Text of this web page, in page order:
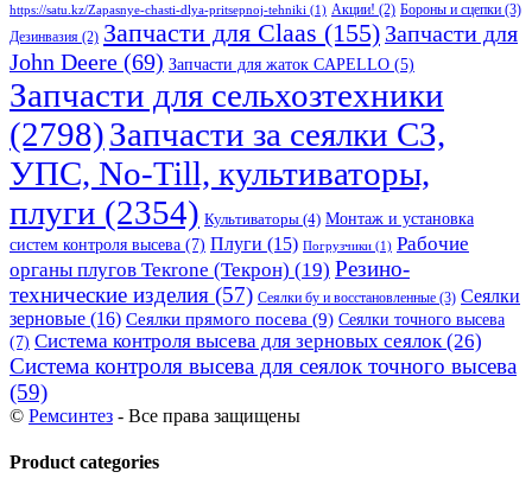
https://satu.kz/Zapasnye-chasti-dlya-pritsepnoj-tehniki (1) Акции! (2) Бороны и сцепки (3)
Дезинвазия (2) Запчасти для Claas (155) Запчасти для
John Deere (69) Запчасти для жаток CAPELLO (5)
Запчасти для сельхозтехники
(2798)Запчасти за сеялки СЗ,
УПС, No-Till, культиваторы,
плуги (2354) Культиваторы (4) Монтаж и установка
систем контроля высева (7) Плуги (15) Погрузчики (1) Рабочие
органы плугов Текrоne (Текрон) (19) Резино-
технические изделия (57) Сеялки бу и восстановленные (3) Сеялки
зерновые (16) Сеялки прямого посева (9) Сеялки точного высева
(7) Система контроля высева для зерновых сеялок(26)
Система контроля высева для сеялок точного высева
(59)
© Ремсинтез - Все права защищены
Product categories